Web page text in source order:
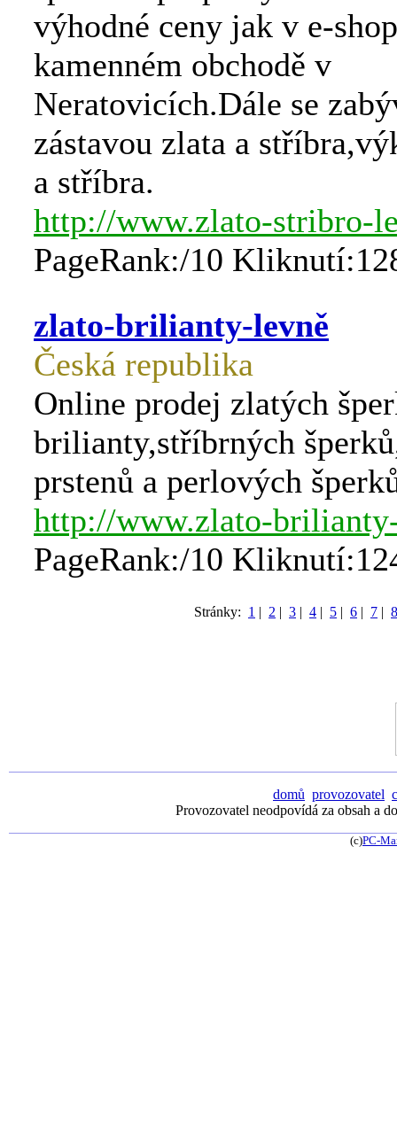
výhodné ceny jak v e-
kamenném obchodě v
Neratovicích.Dále se
zástavou zlata a
a stříbra.
http://www.zlato-stribro-
PageRank:/10
zlato-brilianty-levně
Česká republika
Online prodej zlatých
brilianty,stříbrných
prstenů a perlových
http://www.zlato-
PageRank:/10
Stránky: 1 | 2 | 3 | 4 | 5 | 6 | 7 | 8
domů provozovatel
Provozovatel neodpovídá za obsah a
(c)PC-